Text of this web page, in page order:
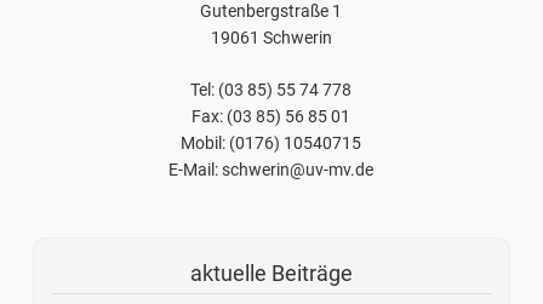
Gutenbergstraße 1
19061 Schwerin
Tel: (03 85) 55 74 778
Fax: (03 85) 56 85 01
Mobil: (0176) 10540715
E-Mail: schwerin@uv-mv.de
aktuelle Beiträge